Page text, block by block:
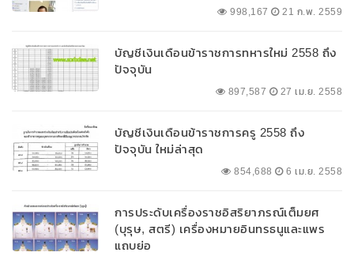
998,167 21 ก.พ. 2559
บัญชีเงินเดือนข้าราชการทหารใหม่ 2558 ถึง
ปัจจุบัน
897,587 27 เม.ย. 2558
บัญชีเงินเดือนข้าราชการครู 2558 ถึง
ปัจจุบัน ใหม่ล่าสุด
854,688 6 เม.ย. 2558
การประดับเครื่องราชอิสริยาภรณ์เต็มยศ
(บุรุษ, สตรี) เครื่องหมายอินทรธนูและแพร
แถบย่อ